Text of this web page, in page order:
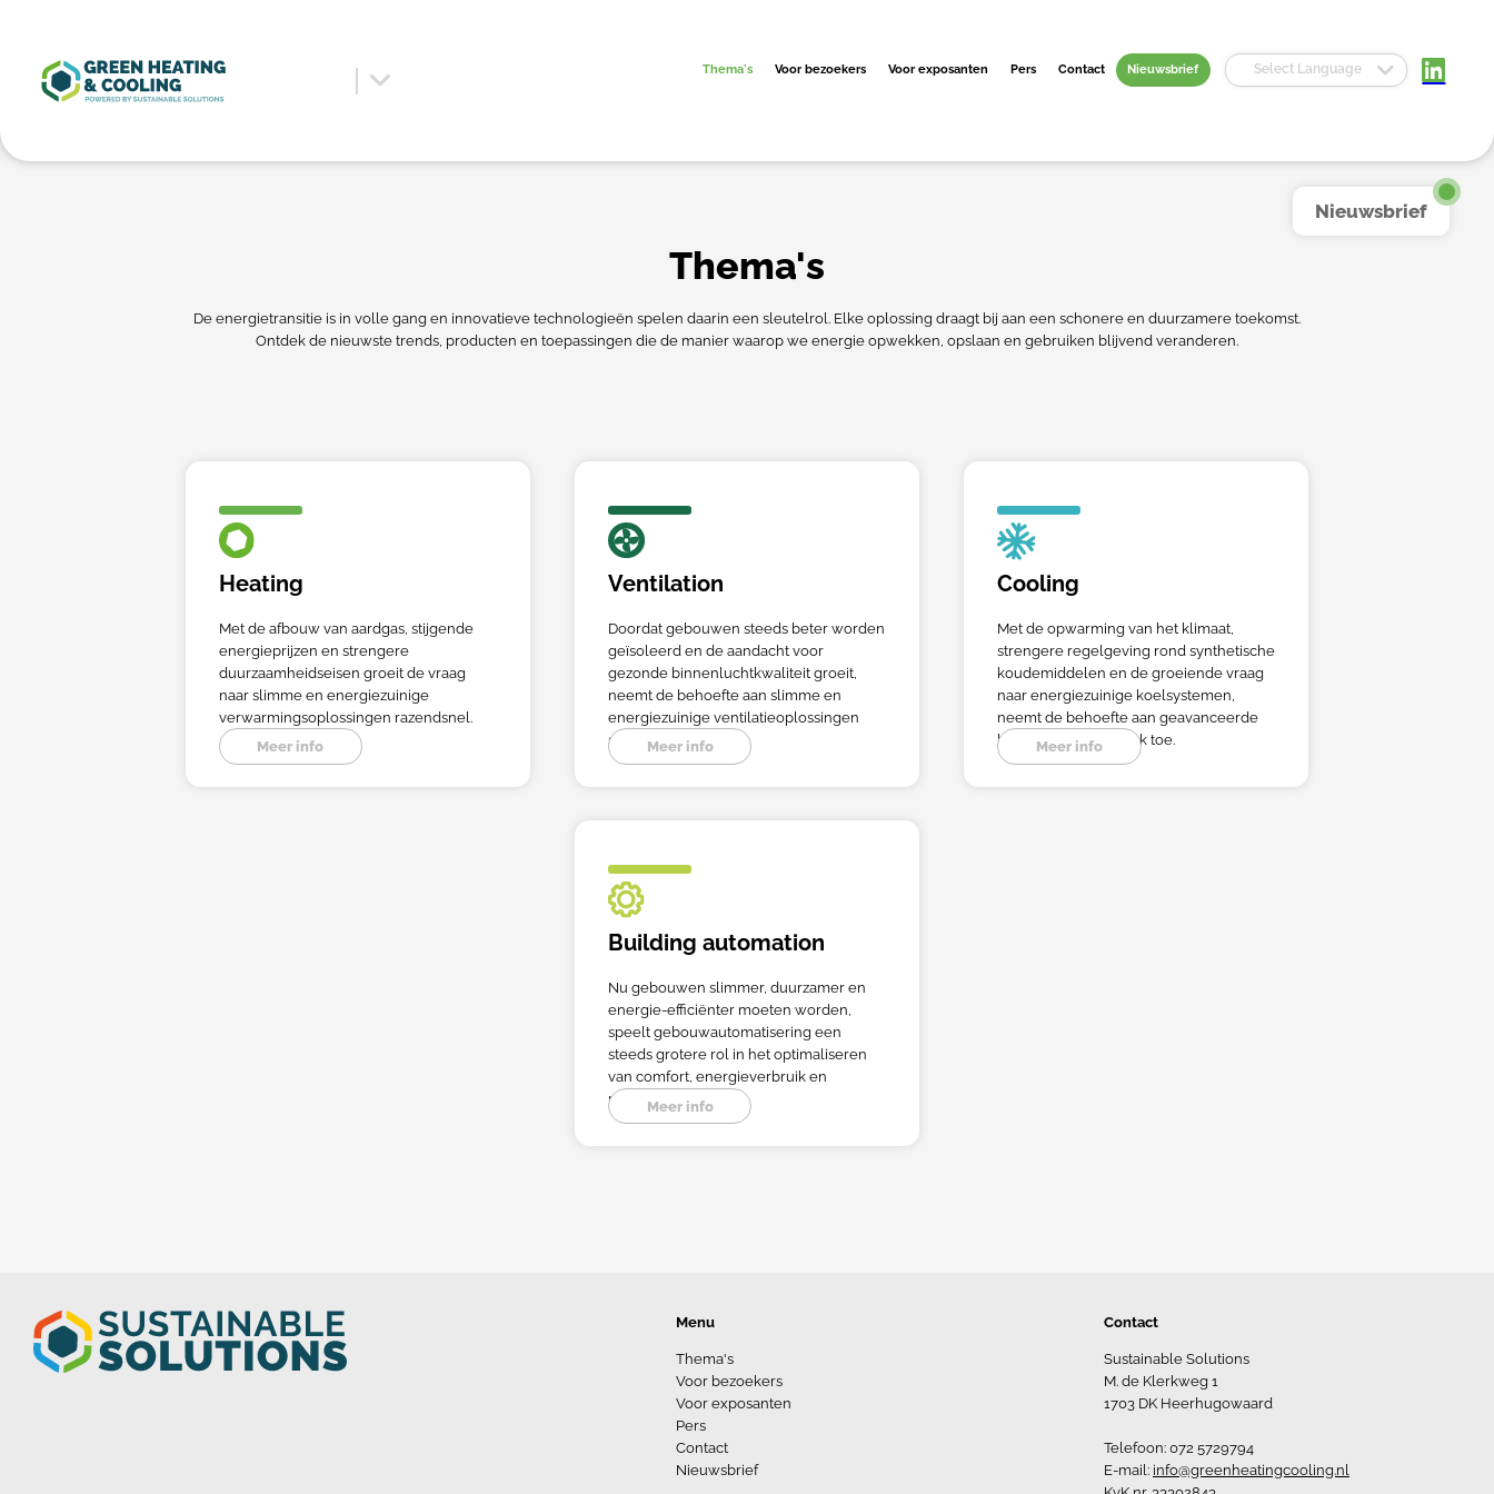
Thema's Voor bezoekers Voor exposanten Pers Contact Nieuwsbrief Select Language
Thema's
De energietransitie is in volle gang en innovatieve technologieën spelen daarin een sleutelrol. Elke oplossing draagt bij aan een schonere en duurzamere toekomst.
Ontdek de nieuwste trends, producten en toepassingen die de manier waarop we energie opwekken, opslaan en gebruiken blijvend veranderen.
Heating
Met de afbouw van aardgas, stijgende
energieprijzen en strengere
duurzaamheidseisen groeit de vraag
naar slimme en energiezuinige
verwarmingsoplossingen razendsnel.
Meer info
Ventilation
Doordat gebouwen steeds beter worden
geïsoleerd en de aandacht voor
gezonde binnenluchtkwaliteit groeit,
neemt de behoefte aan slimme en
energiezuinige ventilatieoplossingen
sterk toe.Meer info
Cooling
Met de opwarming van het klimaat,
strengere regelgeving rond synthetische
koudemiddelen en de groeiende vraag
naar energiezuinige koelsystemen,
neemt de behoefte aan geavanceerde
koeloplossingen sterk toe.
Meer info
Building automation
Nu gebouwen slimmer, duurzamer en
energie-efficiënter moeten worden,
speelt gebouwautomatisering een
steeds grotere rol in het optimaliseren
van comfort, energieverbruik en
prestaties.Meer info
Nieuwsbrief
Menu
Thema's
Voor bezoekers
Voor exposanten
Pers
Contact
Nieuwsbrief
Contact
Sustainable Solutions
M. de Klerkweg 1
1703 DK Heerhugowaard
Telefoon: 072 5729794
E-mail: info@greenheatingcooling.nl